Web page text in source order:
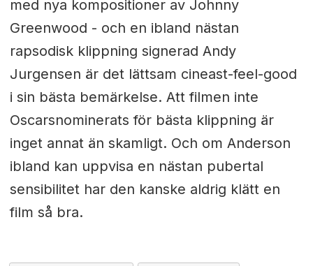
med nya kompositioner av Johnny
Greenwood - och en ibland nästan
rapsodisk klippning signerad Andy
Jurgensen är det lättsam cineast-feel-good
i sin bästa bemärkelse. Att filmen inte
Oscarsnominerats för bästa klippning är
inget annat än skamligt. Och om Anderson
ibland kan uppvisa en nästan pubertal
sensibilitet har den kanske aldrig klätt en
film så bra.